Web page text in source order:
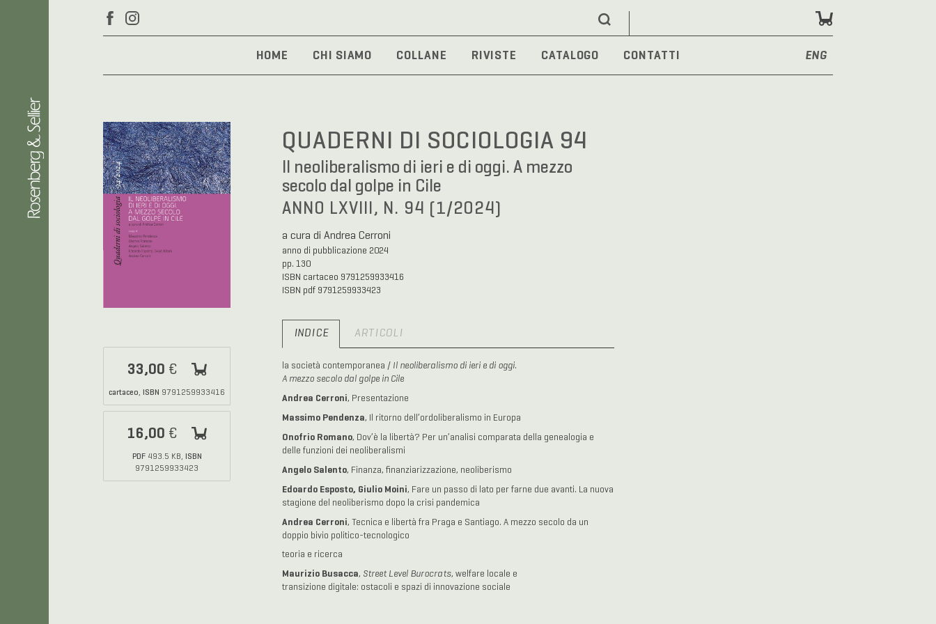
HOME CHI SIAMO COLLANE RIVISTE CATALOGO CONTATTI ENG
33,00 €
cartaceo, ISBN 9791259933416
16,00 €
PDF493.5 KB, ISBN
9791259933423
QUADERNI DI SOCIOLOGIA 94
Il neoliberalismo di ieri e di oggi. A mezzo
secolo dal golpe in Cile
ANNO LXVIII, N. 94 (1/2024)
a cura di Andrea Cerroni
anno di pubblicazione 2024
pp. 130
ISBN cartaceo 9791259933416
ISBN pdf 9791259933423
INDICE ARTICOLI
la società contemporanea / Il neoliberalismo di ieri e di oggi.
A mezzo secolo dal golpe in Cile
Andrea Cerroni, Presentazione
Massimo Pendenza, Il ritorno dell’ordoliberalismo in Europa
Onofrio Romano, Dov’è la libertà? Per un’analisi comparata della genealogia e
delle funzioni dei neoliberalismi
Angelo Salento, Finanza, finanziarizzazione, neoliberismo
Edoardo Esposto, Giulio Moini, Fare un passo di lato per farne due avanti. La nuova
stagione del neoliberismo dopo la crisi pandemica
Andrea Cerroni, Tecnica e libertà fra Praga e Santiago. A mezzo secolo da un
doppio bivio politico-tecnologico
teoria e ricerca
Maurizio Busacca, Street Level Burocrats, welfare locale e
transizione digitale: ostacoli e spazi di innovazione sociale